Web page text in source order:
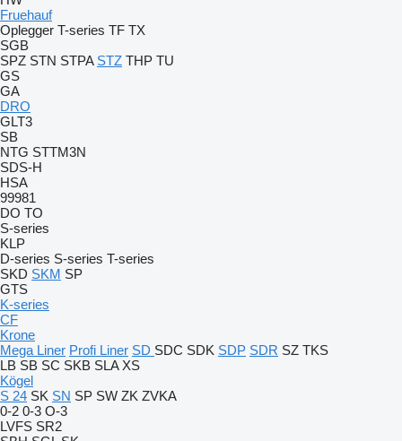
Fruehauf
Oplegger T-series TF TX
SGB
SPZ STN STPA STZ THP TU
GS
GA
DRO
GLT3
SB
NTG STTM3N
SDS-H
HSA
99981
DO TO
S-series
KLP
D-series S-series T-series
SKD SKM SP
GTS
K-series
CF
Krone
Mega Liner Profi Liner SD SDC SDK SDP SDR SZ TKS
LB SB SC SKB SLA XS
Kögel
S 24 SK SN SP SW ZK ZVKA
0-2 0-3 O-3
LVFS SR2